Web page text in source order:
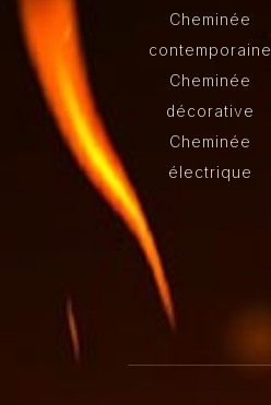
Cheminée
contemporaine
Cheminée
décorative
Cheminée
électrique